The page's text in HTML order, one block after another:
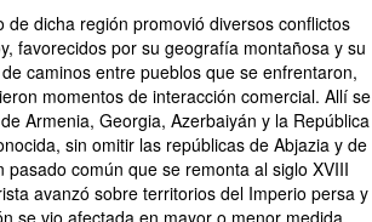
de dicha región promovió diversos conflictos
favorecidos por su geografía montañosa y su
caminos entre pueblos que se enfrentaron,
momentos de interacción comercial. Allí se
Armenia, Georgia, Azerbaiyán y la República
sin omitir las repúblicas de Abjazia y de
pasado común que se remonta al siglo XVIII
avanzó sobre territorios del Imperio persa y
se vio afectada en mayor o menor medida